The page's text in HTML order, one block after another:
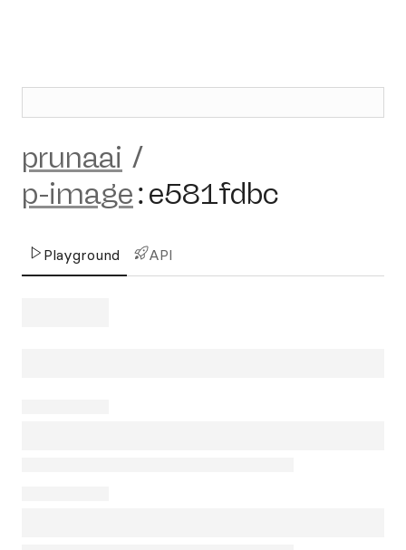
prunaai /
p-image:e581fdbc
Playground API